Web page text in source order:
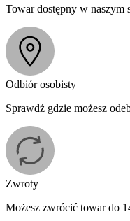
Towar dostępny w naszym
Odbiór osobisty
Sprawdź gdzie możesz
Zwroty
Możesz zwrócić towar do